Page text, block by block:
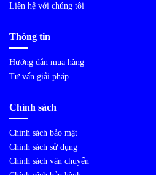
Liên hệ với chúng tôi
Thông tin
Hướng dẫn mua hàng
Tư vấn giải pháp
Chính sách
Chính sách bảo mật
Chính sách sử dụng
Chính sách vận chuyển